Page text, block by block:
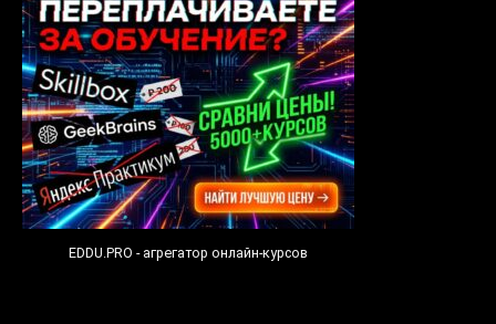
EDDU.PRO - агрегатор онлайн-курсов